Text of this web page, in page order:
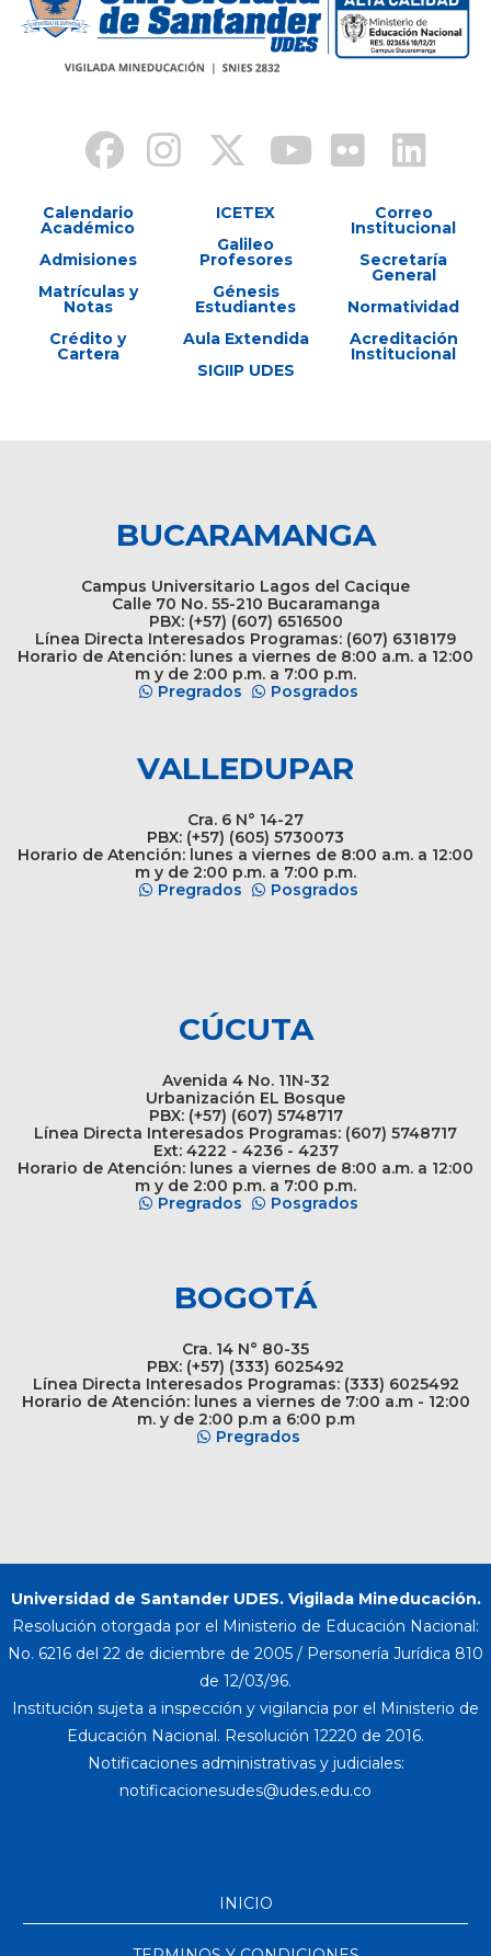
Calendario
Académico
Admisiones
Matrículas y
Notas
Crédito y
Cartera
ICETEX
Galileo
Profesores
Génesis
Estudiantes
Aula Extendida
SIGIIP UDES
Correo
Institucional
Secretaría
General
Normatividad
Acreditación
Institucional
BUCARAMANGA
Campus Universitario Lagos del Cacique
Calle 70 No. 55-210 Bucaramanga
PBX: (+57) (607) 6516500
Línea Directa Interesados Programas: (607) 6318179
Horario de Atención: lunes a viernes de 8:00 a.m. a 12:00
m y de 2:00 p.m. a 7:00 p.m.
Pregrados
Posgrados
VALLEDUPAR
Cra. 6 N° 14-27
PBX: (+57) (605) 5730073
Horario de Atención: lunes a viernes de 8:00 a.m. a 12:00
m y de 2:00 p.m. a 7:00 p.m.
Pregrados
Posgrados
CÚCUTA
Avenida 4 No. 11N-32
Urbanización EL Bosque
PBX: (+57) (607) 5748717
Línea Directa Interesados Programas: (607) 5748717
Ext: 4222 - 4236 - 4237
Horario de Atención: lunes a viernes de 8:00 a.m. a 12:00
m y de 2:00 p.m. a 7:00 p.m.
Pregrados
Posgrados
BOGOTÁ
Cra. 14 N° 80-35
PBX: (+57) (333) 6025492
Línea Directa Interesados Programas: (333) 6025492
Horario de Atención: lunes a viernes de 7:00 a.m - 12:00
m. y de 2:00 p.m a 6:00 p.m
Pregrados
Universidad de Santander UDES. Vigilada Mineducación.
Resolución otorgada por el Ministerio de Educación Nacional:
No. 6216 del 22 de diciembre de 2005 / Personería Jurídica 810
de 12/03/96.
Institución sujeta a inspección y vigilancia por el Ministerio de
Educación Nacional. Resolución 12220 de 2016.
Notificaciones administrativas y judiciales:
INICIO